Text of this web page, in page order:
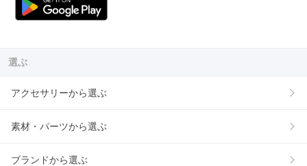
選ぶ
アクセサリーから選ぶ
素材・パーツから選ぶ
ブランドから選ぶ